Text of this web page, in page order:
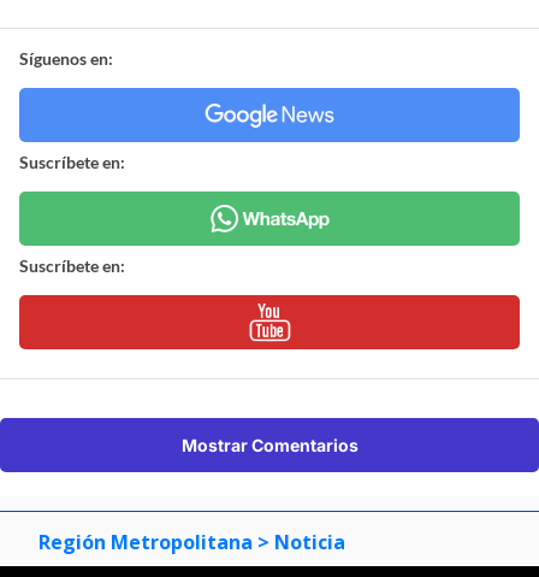
Síguenos en:
Suscríbete en:
Suscríbete en:
Mostrar Comentarios
Región Metropolitana > Noticia